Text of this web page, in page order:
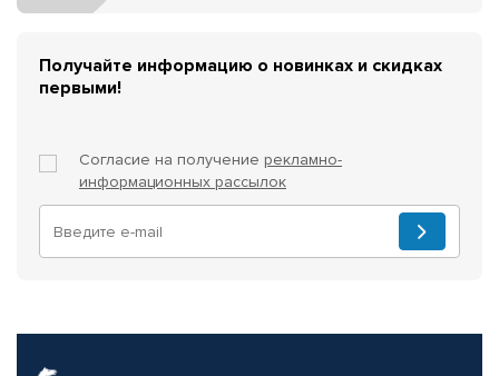
Получайте информацию о новинках и скидках
первыми!
Согласие на получение рекламно-
информационных рассылок